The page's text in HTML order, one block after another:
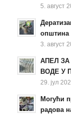
5. август
општина
3. август
АПЕЛ
ВОДЕ У
29. јул
Могући
радова